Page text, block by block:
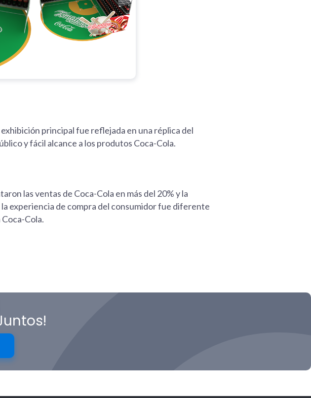
principal fue reflejada en una réplica del
y fácil alcance a los produtos Coca-Cola.
las ventas de Coca-Cola en más del 20% y la
experiencia de compra del consumidor fue diferente
Cola.